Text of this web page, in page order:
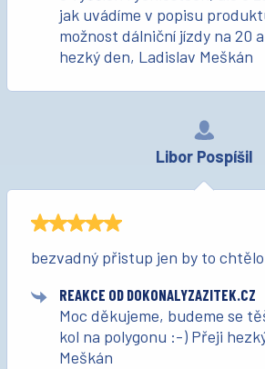
jak uvádíme v popisu
možnost dálniční jízdy na 20
hezký den, Ladislav Meškán
Libor Pospíšil
bezvadný přistup jen by to
REAKCE OD DOKONALYZAZITEK.CZ
Moc děkujeme, budeme se
kol na polygonu :-) Přeji
Meškán